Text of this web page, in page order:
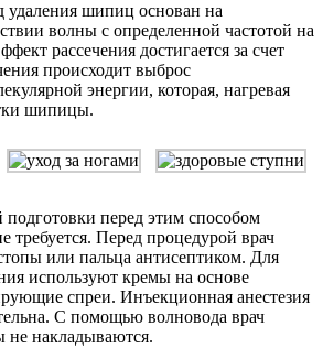
удаления шипиц основан на
волны с определенной частотой на
рассечения достигается за счет
происходит выброс
энергии, которая, нагревая
шипицы.
перед этим способом
Перед процедурой врач
или пальца антисептиком. Для
используют кремы на основе
спреи. Инъекционная анестезия
С помощью волновода врач
накладываются.